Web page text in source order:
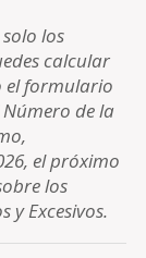
los
calcular
el formulario
de la
el próximo
los
y Excesivos.